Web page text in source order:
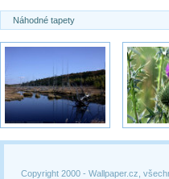
Náhodné tapety
Copyright 2000 - Wallpaper.cz,